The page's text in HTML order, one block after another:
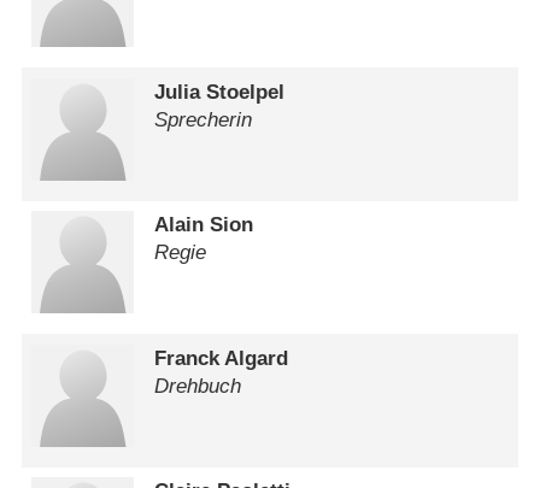
Julia Stoelpel
Sprecherin
Alain Sion
Regie
Franck Algard
Drehbuch